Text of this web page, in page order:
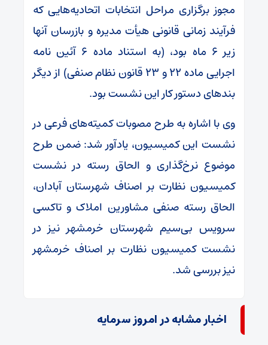
مجوز برگزاری مراحل انتخابات اتحادیه‌هایی که
فرآیند زمانی قانونی هیأت مدیره و بازرسان آنها
زیر ۶ ماه بود، (به استناد ماده ۶ آئین نامه
اجرایی ماده ۲۲ و ۲۳ قانون نظام صنفی) از دیگر
بندهای دستور کار این نشست بود.
وی با اشاره به طرح مصوبات کمیته‌های فرعی در
نشست این کمیسیون، یادآور شد: ضمن طرح
موضوع نرخ‌گذاری و الحاق رسته در نشست
کمیسیون نظارت بر اصناف شهرستان آبادان،
الحاق رسته صنفی مشاورین املاک و تاکسی
سرویس بی‌سیم شهرستان خرمشهر نیز در
نشست‌ کمیسیون نظارت بر اصناف خرمشهر
نیز بررسی شد.
اخبار مشابه در امروز سرمایه